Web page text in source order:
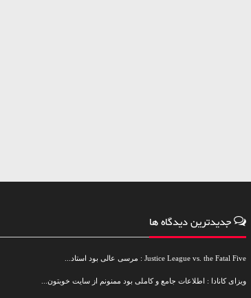
جدیدترین دیدگاه ها
Justice League vs. the Fatal Five : مرسی عالی بود استاد...
ویزای کانادا : اطلاعات جامع و کاملی بود ممنونم از سایت خوبتون...